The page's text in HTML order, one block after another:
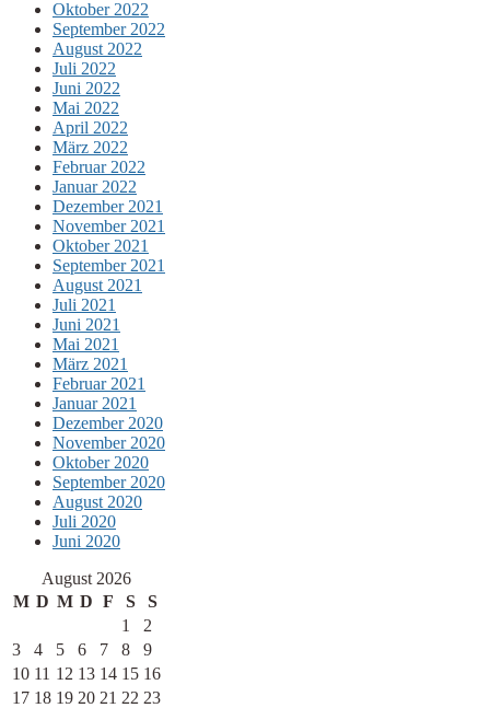
Oktober 2022
September 2022
August 2022
Juli 2022
Juni 2022
Mai 2022
April 2022
März 2022
Februar 2022
Januar 2022
Dezember 2021
November 2021
Oktober 2021
September 2021
August 2021
Juli 2021
Juni 2021
Mai 2021
März 2021
Februar 2021
Januar 2021
Dezember 2020
November 2020
Oktober 2020
September 2020
August 2020
Juli 2020
Juni 2020
August 2026
M D M D F S
S
1
2
3
4 5 6 7 8
9
10 11 12 13 14 15 16
17 18 19 20 21 22 23